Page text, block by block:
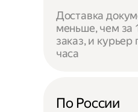
Доставка
меньше, чем за
заказ, и курьер
часа
По России